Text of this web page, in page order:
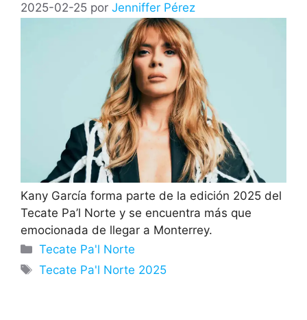
2025-02-25 por Jenniffer Pérez
Kany García forma parte de la edición 2025 del
Tecate Pa’l Norte y se encuentra más que
emocionada de llegar a Monterrey.
Categorías
Tecate Pa'l Norte
Etiquetas
Tecate Pa'l Norte 2025